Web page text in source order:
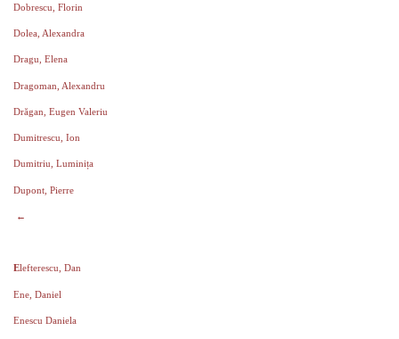
Dobrescu, Florin
Dolea, Alexandra
Dragu, Elena
Dragoman, Alexandru
Drăgan, Eugen Valeriu
Dumitrescu, Ion
Dumitriu, Luminița
Dupont, Pierre
←
Elefterescu, Dan
Ene, Daniel
Enescu Daniela